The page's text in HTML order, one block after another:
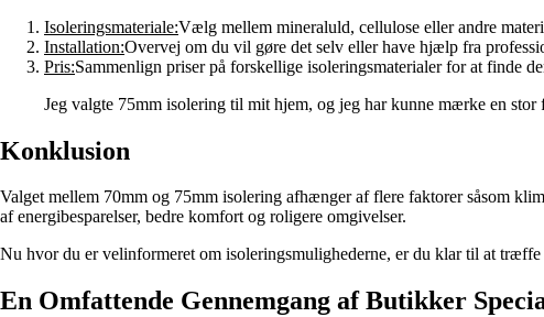
Isoleringsmateriale:Vælg mellem mineraluld, cellulose eller andre
Installation:Overvej om du vil gøre det selv eller have hjælp fra
Pris:Sammenlign priser på forskellige isoleringsmaterialer for at finde
Jeg valgte 75mm isolering til mit hjem, og jeg har kunne mærke en
Konklusion
Valget mellem 70mm og 75mm isolering afhænger af flere faktorer såsom
af energibesparelser, bedre komfort og roligere omgivelser.
Nu hvor du er velinformeret om isoleringsmulighederne, er du klar til at
En Omfattende Gennemgang af Butikker